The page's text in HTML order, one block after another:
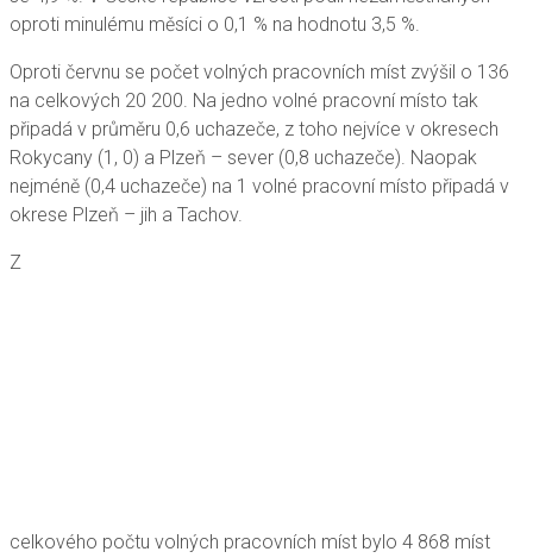
oproti minulému měsíci o 0,1 % na hodnotu 3,5 %.
Oproti červnu se počet volných pracovních míst zvýšil o 136
na celkových 20 200. Na jedno volné pracovní místo tak
připadá v průměru 0,6 uchazeče, z toho nejvíce v okresech
Rokycany (1, 0) a Plzeň – sever (0,8 uchazeče). Naopak
nejméně (0,4 uchazeče) na 1 volné pracovní místo připadá v
okrese Plzeň – jih a Tachov.
Z
celkového počtu volných pracovních míst bylo 4 868 míst